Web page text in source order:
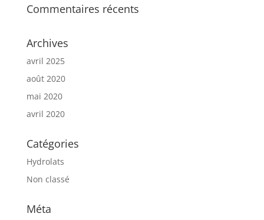
Commentaires récents
Archives
avril 2025
août 2020
mai 2020
avril 2020
Catégories
Hydrolats
Non classé
Méta